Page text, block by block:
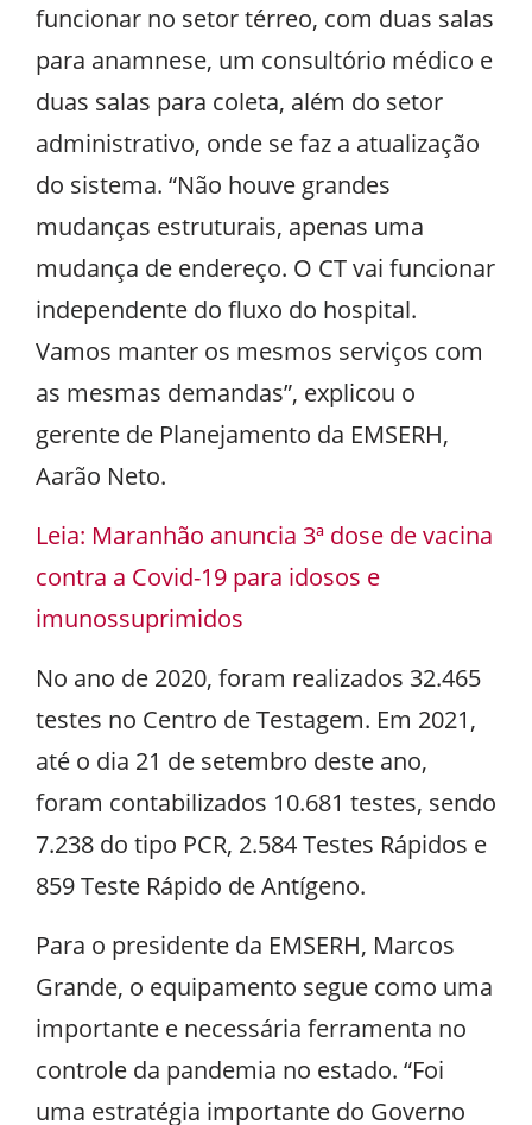
funcionar no setor térreo, com duas salas
para anamnese, um consultório médico e
duas salas para coleta, além do setor
administrativo, onde se faz a atualização
do sistema. “Não houve grandes
mudanças estruturais, apenas uma
mudança de endereço. O CT vai funcionar
independente do fluxo do hospital.
Vamos manter os mesmos serviços com
as mesmas demandas”, explicou o
gerente de Planejamento da EMSERH,
Aarão Neto.
Leia: Maranhão anuncia 3ª dose de vacina
contra a Covid-19 para idosos e
imunossuprimidos
No ano de 2020, foram realizados 32.465
testes no Centro de Testagem. Em 2021,
até o dia 21 de setembro deste ano,
foram contabilizados 10.681 testes, sendo
7.238 do tipo PCR, 2.584 Testes Rápidos e
859 Teste Rápido de Antígeno.
Para o presidente da EMSERH, Marcos
Grande, o equipamento segue como uma
importante e necessária ferramenta no
controle da pandemia no estado. “Foi
uma estratégia importante do Governo